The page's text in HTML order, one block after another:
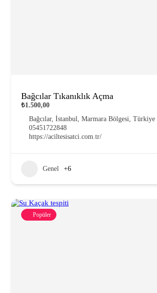
Bağcılar Tıkanıklık Açma
₺1.500,00
Bağcılar, İstanbul, Marmara Bölgesi, Türkiye
05451722848
https://aciltesisatci.com.tr/
Genel +6
Popüler